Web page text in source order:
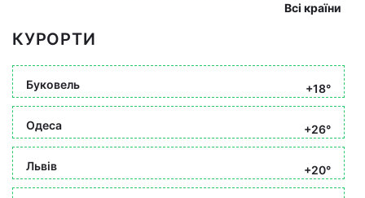
Всі країни
КУРОРТИ
Буковель +18°
Одеса +26°
Львів +20°